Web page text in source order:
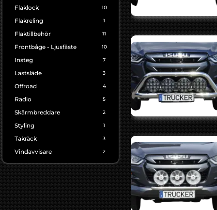
Flaklock 10
Flakreling 1
Flaktillbehör 11
Frontbåge - Ljusfäste 10
Insteg 7
Lastsläde 3
Offroad 4
Radio 5
Skärmbreddare 2
Styling 1
Takräck 3
Vindavvisare 2